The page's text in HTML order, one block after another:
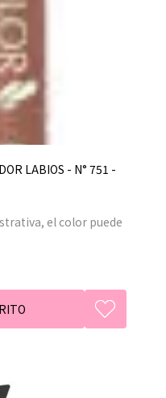
LABIOS - N° 751 -
el color puede